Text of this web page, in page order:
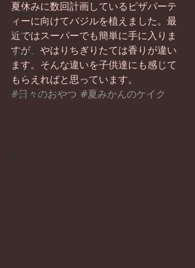
仕込み
料理
畑仕事
日常
お知らせ
夏休みに数回計画しているピザパーテ
ィーに向けてバジルを植えました。最
近ではスーパーでも簡単に手に入りま
すが、やはりちぎりたては香りが違い
ます。そんな違いを子供達にも感じて
もらえればと思っています。
#日々のおやつ #夏みかんのケイク